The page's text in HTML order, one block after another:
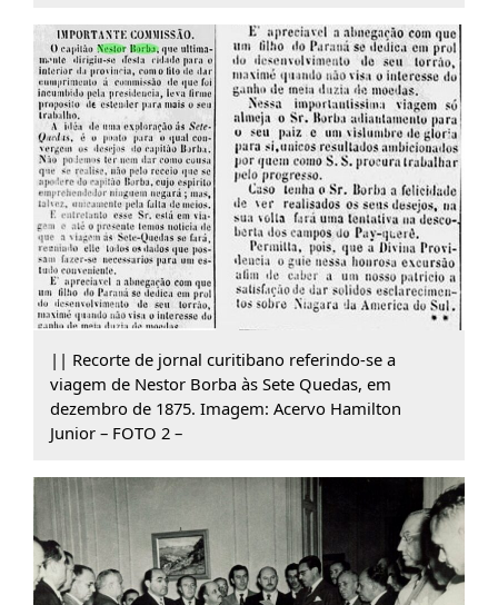
|| Recorte de jornal curitibano referindo-se a
viagem de Nestor Borba às Sete Quedas, em
dezembro de 1875. Imagem: Acervo Hamilton
Junior – FOTO 2 –